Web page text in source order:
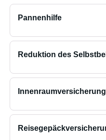
Pannenhilfe
Reduktion des
Innenraumversicherung